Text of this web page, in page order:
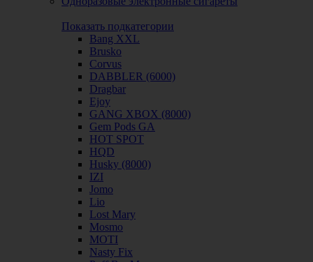
Показать подкатегории
Bang XXL
Brusko
Corvus
DABBLER (6000)
Dragbar
Ejoy
GANG XBOX (8000)
Gem Pods GA
HOT SPOT
HQD
Husky (8000)
IZI
Jomo
Lio
Lost Mary
Mosmo
MOTI
Nasty Fix